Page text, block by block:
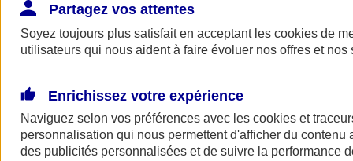
Partagez vos attentes
Soyez toujours plus satisfait en acceptant les cookies de
utilisateurs qui nous aident à faire évoluer nos offres et nos
Enrichissez votre expérience
Naviguez selon vos préférences avec les cookies et
personnalisation qui nous permettent d'afficher du contenu
des publicités personnalisées et de suivre la performance